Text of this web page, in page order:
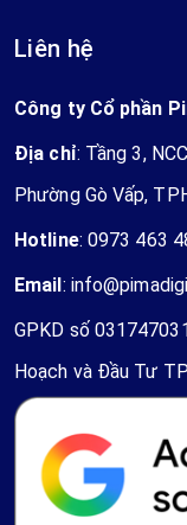
Liên hệ
Công ty Cổ phần
Địa chỉ: Tầng 3,
Phường Gò Vấp,
Hotline: 0973 463
Email:
GPKD số
Hoạch và Đầu Tư